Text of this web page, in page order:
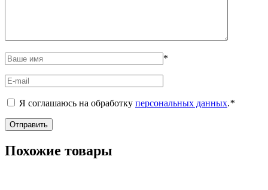
*
Я соглашаюсь на обработку персональных данных.*
Похожие товары